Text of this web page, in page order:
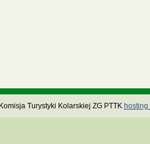
Turystyki Kolarskiej ZG PTTK hosting